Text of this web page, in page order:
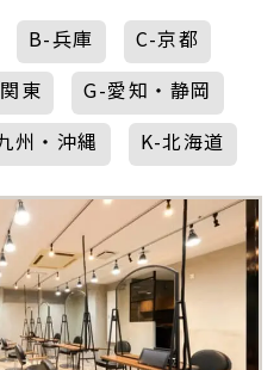
B-兵庫 C-京都
東 G-愛知・静岡
州・沖縄 K-北海道